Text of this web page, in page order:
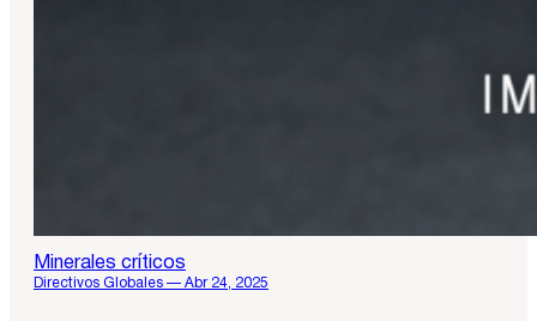
Minerales críticos
Directivos Globales — Abr 24, 2025